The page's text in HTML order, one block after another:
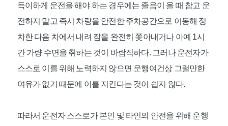
득이하게 운전을 해야 하는 경우에는 졸음이 올 때 참고 운
전하지 말고 즉시 차량을 안전한 주차공간으로 이동해 정
차한 다음 차에서 내려 잠을 완전히 쫓아내거나 아예 1시
간 가량 수면을 취하는 것이 바람직하다. 그러나 운전자가
스스로 이를 위해 노력하지 않으면 운행여건상 그럴만한
여유가 없기 때문에 이를 지킨다는 것이 쉽지 않다.
따라서 운전자 스스로가 본인 및 타인의 안전을 위해 운행